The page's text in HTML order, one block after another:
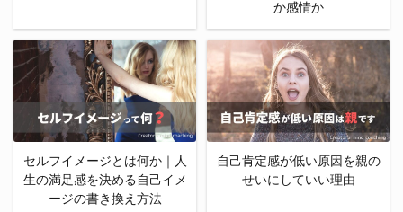
か感情か
セルフイメージとは何か｜人
生の満足感を決める自己イメ
ージの書き換え方法
自己肯定感が低い原因を親の
せいにしていい理由